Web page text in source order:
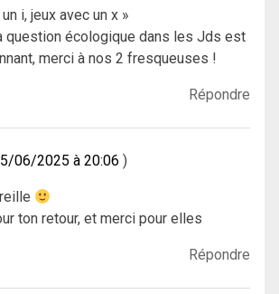
i, jeux avec un x »
question écologique dans les Jds est
merci à nos 2 fresqueuses !
Répondre
06/2025 à 20:06
ton retour, et merci pour elles
Répondre